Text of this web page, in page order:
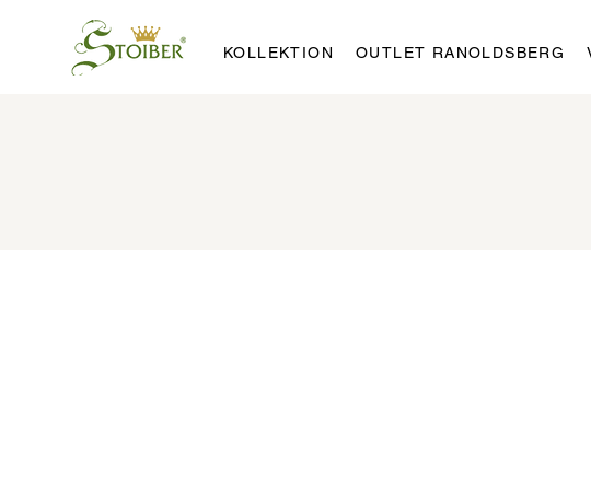
KOLLEKTION OUTLET RANOLDSBERG